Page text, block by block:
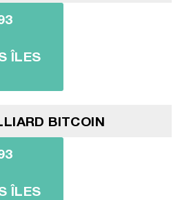
ÎLES
BITCOIN
ÎLES